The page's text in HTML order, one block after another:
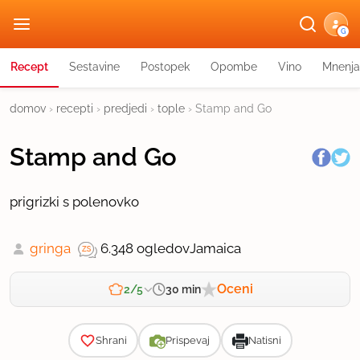
G
Recept Sestavine Postopek Opombe Vino Mnenja
domov › recepti › predjedi › tople › Stamp and Go
Stamp and Go
prigrizki s polenovko
gringa 6.348 ogledovJamaica
2/5 30 min Oceni
Shrani Prispevaj Natisni